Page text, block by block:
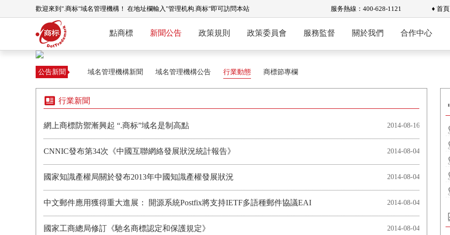
歡迎來到".商标"域名管理機構！ 在地址欄輸入"管理机构.商标"即可訪問本站 服务熱線：400-628-1121 ♦ 首頁
點商標 新聞公告 政策規則 政策委員會 服務監督 關於我們 合作中心
公告新聞 域名管理機構新聞 域名管理機構公告 行業動態 商標節專欄
行業新聞
網上商標防禦漸興起 “.商标”域名是制高點 2014-08-16
CNNIC發布第34次《中國互聯網絡發展狀況統計報告》 2014-08-04
國家知識產權局關於發布2013年中國知識產權發展狀況 2014-08-04
中文郵件應用獲得重大進展： 開源系統Postfix將支持IETF多語種郵件協議EAI 2014-08-04
國家工商總局修訂《馳名商標認定和保護規定》 2014-08-04